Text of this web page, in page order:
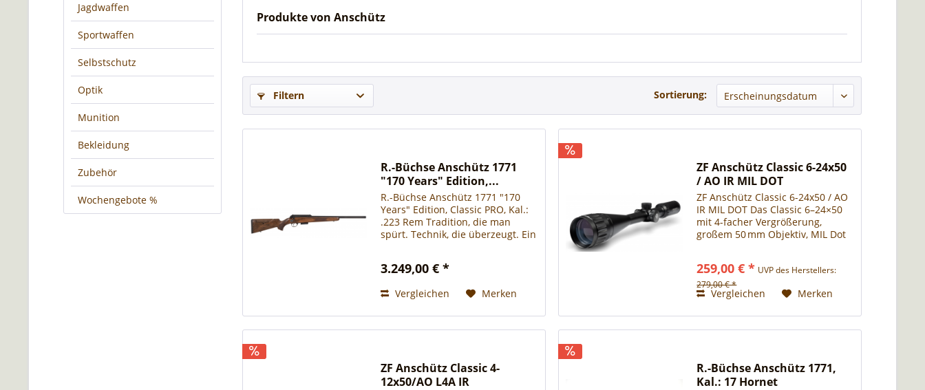
Jagdwaffen
Sportwaffen
Selbstschutz
Optik
Munition
Bekleidung
Zubehör
Wochengebote %
Produkte von Anschütz
Filtern Sortierung:
R.-Büchse Anschütz 1771
"170 Years" Edition,...
R.-Büchse Anschütz 1771 "170
Years" Edition, Classic PRO, Kal.:
.223 Rem Tradition, die man
spürt. Technik, die überzeugt. Ein
definiert. Das Jagdmodell 1771 –
3.249,00 € *
Vergleichen Merken
ZF Anschütz Classic 6-24x50
/ AO IR MIL DOT
ZF Anschütz Classic 6-24x50 / AO
IR MIL DOT Das Classic 6–24×50
mit 4-facher Vergrößerung,
großem 50 mm Objektiv, MIL Dot
sich an ambitionierte Schützen
und Jäger. Die...
259,00 € * UVP des Herstellers:
279,00 € *
Vergleichen Merken
ZF Anschütz Classic 4-
12x50/AO L4A IR
R.-Büchse Anschütz 1771,
Kal.: 17 Hornet